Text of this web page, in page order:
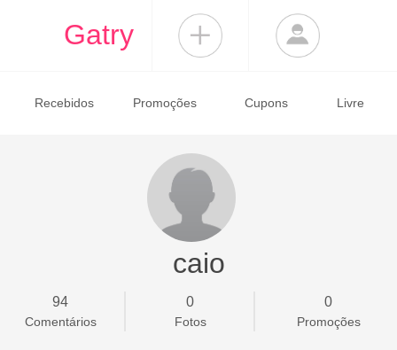
Gatry
Recebidos Promoções Cupons Livre
caio
94
Comentários
0
Fotos
0
Promoções